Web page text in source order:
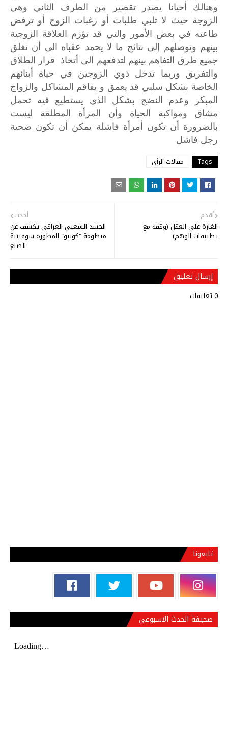
وهنالك
أحيانا يصدر تقصير من الطرف الثاني
وهي
الزوجة حيث لا تلبي طلبات أو رغبات الزوج أو ترفض
طاعته في بعض الأمور والتي قد تؤزم العلاقة
الزوجية
بينهم وتوصلهم إلى نتائج ما لا يحمد عقباه الى أن تغلق
جميع طرق التفاهم بينهم لتدفعهم الى أتخاذ قرار
الطلاق
والتفريق
وربما تدخل ذوي الزوجين في حياة
أبنائهم
الخاصة بشكل سلبي قد يعمق و يفاقم المشاكل والزواج
المبكر
وعدم النضج بشكل الذي يستطيع فيه
تحمل
مشاق
ومواكبة الحياة وأن المرأة المطلقة
ليست
بالضرورة
أن تكون أمرأة فاشلة يمكن أن تكون ضحية
رجل فاشل
Tags مقالات الرأي
أحدث
الحشد الشعبي العراقي يكشف عن
منظومة "كوبيو" المطورة سوفيتية
الصنع
أقدم
الغارة على العقل (وقفة مع
تطبيقات الوهم)
إرسال تعليق
0 تعليقات
تابعونا
صحيفة الحدث الاسبوعي